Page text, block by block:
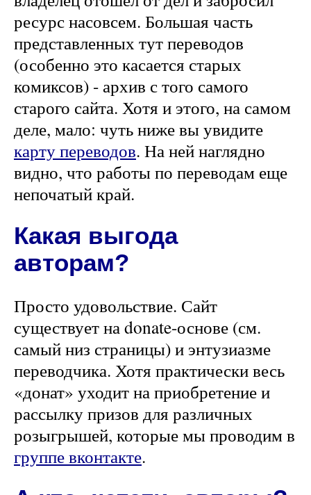
ресурс насовсем. Большая часть
представленных тут переводов
(особенно это касается старых
комиксов) - архив с того самого
старого сайта. Хотя и этого, на самом
деле, мало: чуть ниже вы увидите
карту переводов. На ней наглядно
видно, что работы по переводам еще
непочатый край.
Какая выгода
авторам?
Просто удовольствие. Сайт
существует на donate-основе (см.
самый низ страницы) и энтузиазме
переводчика. Хотя практически весь
«донат» уходит на приобретение и
рассылку призов для различных
розыгрышей, которые мы проводим в
группе вконтакте.